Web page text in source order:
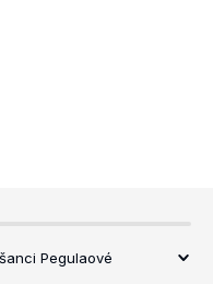
Pegulaové